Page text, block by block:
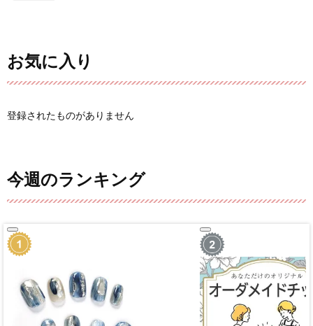
お気に入り
登録されたものがありません
今週のランキング